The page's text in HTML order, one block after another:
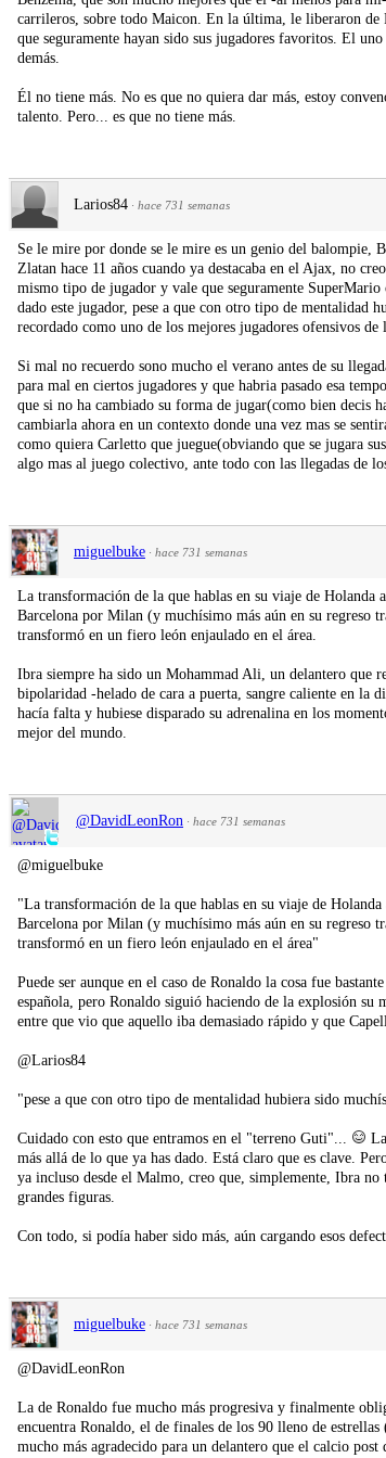
carrileros, sobre todo Maicon. En la última, le liberaron de
que seguramente hayan sido sus jugadores favoritos. El
demás.
Él no tiene más. No es que no quiera dar más, estoy
talento. Pero... es que no tiene más.
Larios84 · hace 731 semanas
Se le mire por donde se le mire es un genio del balompie,
Zlatan hace 11 años cuando ya destacaba en el Ajax, no
mismo tipo de jugador y vale que seguramente
dado este jugador, pese a que con otro tipo de mentalidad
recordado como uno de los mejores jugadores ofensivos de
Si mal no recuerdo sono mucho el verano antes de su
para mal en ciertos jugadores y que habria pasado esa
que si no ha cambiado su forma de jugar(como bien decis
cambiarla ahora en un contexto donde una vez mas se
como quiera Carletto que juegue(obviando que se jugara
algo mas al juego colectivo, ante todo con las llegadas de
miguelbuke · hace 731 semanas
La transformación de la que hablas en su viaje de
Barcelona por Milan (y muchísimo más aún en su regreso
transformó en un fiero león enjaulado en el área.
Ibra siempre ha sido un Mohammad Ali, un delantero que
bipolaridad -helado de cara a puerta, sangre caliente en la
hacía falta y hubiese disparado su adrenalina en los
mejor del mundo.
@DavidLeonRon · hace 731 semanas
@miguelbuke
"La transformación de la que hablas en su viaje de
Barcelona por Milan (y muchísimo más aún en su regreso
transformó en un fiero león enjaulado en el área"
Puede ser aunque en el caso de Ronaldo la cosa fue
española, pero Ronaldo siguió haciendo de la explosión
entre que vio que aquello iba demasiado rápido y que
@Larios84
"pese a que con otro tipo de mentalidad hubiera sido
Cuidado con esto que entramos en el "terreno Guti"...
más allá de lo que ya has dado. Está claro que es clave.
ya incluso desde el Malmo, creo que, simplemente, Ibra
grandes figuras.
Con todo, si podía haber sido más, aún cargando esos
miguelbuke · hace 731 semanas
@DavidLeonRon
La de Ronaldo fue mucho más progresiva y finalmente
encuentra Ronaldo, el de finales de los 90 lleno de
mucho más agradecido para un delantero que el calcio post